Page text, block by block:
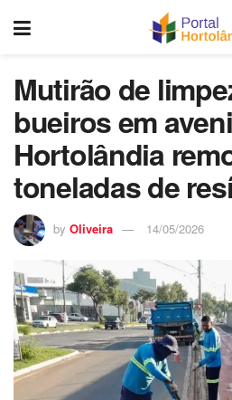
Mutirão de
bueiros em
Hortolândia
toneladas de
by Oliveira 14/05/2026